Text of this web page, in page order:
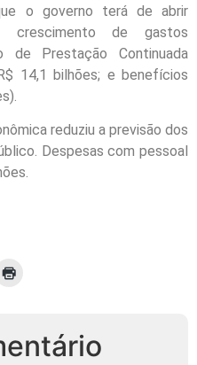
o governo terá de abrir
crescimento de gastos
de Prestação Continuada
14,1 bilhões; e benefícios
reduziu a previsão dos
Despesas com pessoal